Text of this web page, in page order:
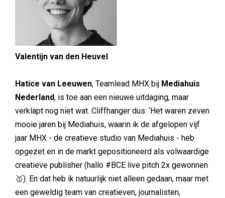
Valentijn van den Heuvel
Hatice van Leeuwen, Teamlead MHX bij Mediahuis
Nederland, is toe aan een nieuwe uitdaging, maar
verklapt nog niet wat. Cliffhanger dus: ‘Het waren zeven
mooie jaren bij Mediahuis, waarin ik de afgelopen vijf
jaar MHX - de creatieve studio van Mediahuis - heb
opgezet en in de markt gepositioneerd als volwaardige
creatieve publisher (hallo #BCE live pitch 2x gewonnen
🥇). En dat heb ik natuurlijk niet alleen gedaan, maar met
een geweldig team van creatieven, journalisten,